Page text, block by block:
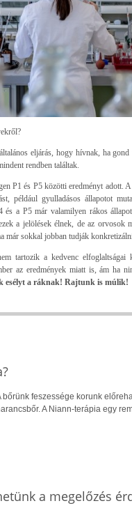
eljárás, hogy hívnak, ha
rendben találtak.
P1 és P5 közötti eredményt adott.
például gyulladásos állapotot
és a P5 már valamilyen rákos
a jelölések élnek, de az orvosok
már sokkal jobban tudják
tartozik a kedvenc elfoglaltságai
az eredmények miatt is, ám ha
esélyt a ráknak! Rajtunk is múlik!
bőrünk feszessége korunk
A Niann-terápia egy
a megelőzés